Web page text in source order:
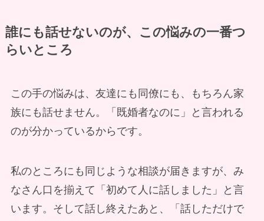
誰にも話せないのが、この悩みの一番つ
らいところ
この手の悩みは、友達にも同僚にも、もちろん家
族にも話せません。「既婚者なのに」と言われる
のが分かっているからです。
私のところにも同じような相談が届きますが、み
なさん口を揃えて「初めて人に話しました」と言
います。そして話し終えたあと、「話しただけで